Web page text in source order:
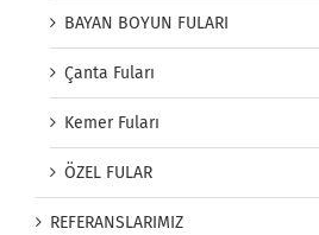
BAYAN BOYUN FULARI
Çanta Fuları
Kemer Fuları
ÖZEL FULAR
REFERANSLARIMIZ